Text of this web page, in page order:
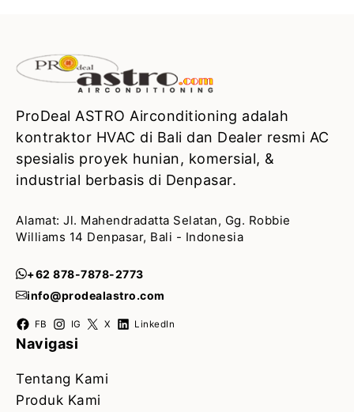
ProDeal ASTRO Airconditioning adalah
kontraktor HVAC di Bali dan Dealer resmi AC
spesialis proyek hunian, komersial, &
industrial berbasis di Denpasar.
Alamat: Jl. Mahendradatta Selatan, Gg. Robbie
Williams 14 Denpasar, Bali - Indonesia
+62 878-7878-2773
info@prodealastro.com
FB IG X LinkedIn
Navigasi
Tentang Kami
Produk Kami